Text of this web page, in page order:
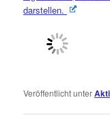
darstellen.
Veröffentlicht unter